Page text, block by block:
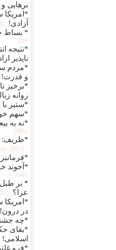
برهایی
*امریکا
آزادی!
[2021 Jul]
* بساط
Jul]
*نتیجه
ناپذیر
*مردم
و قدرت!
*برخیز
روانه
*ستیز
*سهم
*نه به
May]
*ظریف:
[2021 May]
*آخوند
Apr]
* بر طبل
عزا؟
[2021 Apr]
*امریکا
در
*چه
*بقای
اسلامی!
*فرو